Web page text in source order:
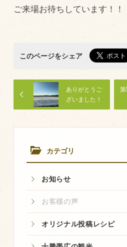
カテゴリ
お知らせ
お客様の声
オリジナル投稿レシピ
ご来場お待ちしています！！
このページをシェア
ありがとうご
ざいました！
業務管理体制
品質管理体制
ＢtoＢ受発注システム
瑕疵とは
商品のご紹介
厚切ステーキ
黒にんにく
豊西ソース
ギフト